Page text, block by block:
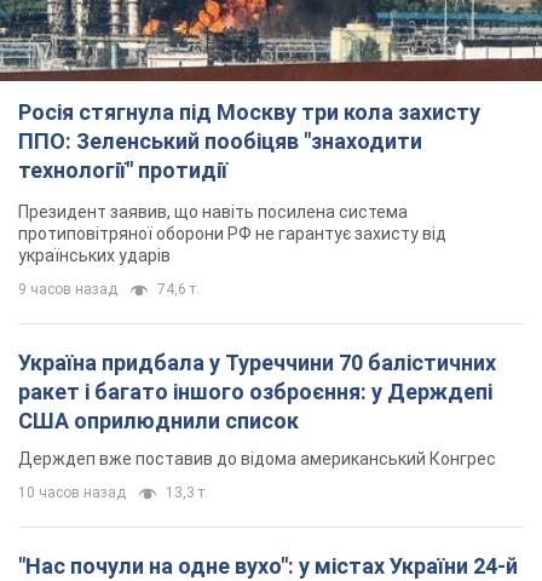
Росія стягнула під Москву три кола захисту
ППО: Зеленський пообіцяв "знаходити
технології" протидії
Президент заявив, що навіть посилена система
протиповітряної оборони РФ не гарантує захисту від
українських ударів
9 часов назад 74,6 т.
Україна придбала у Туреччини 70 балістичних
ракет і багато іншого озброєння: у Держдепі
США оприлюднили список
Держдеп вже поставив до відома американський Конгрес
10 часов назад 13,3 т.
"Нас почули на одне вухо": у містах України 24-й